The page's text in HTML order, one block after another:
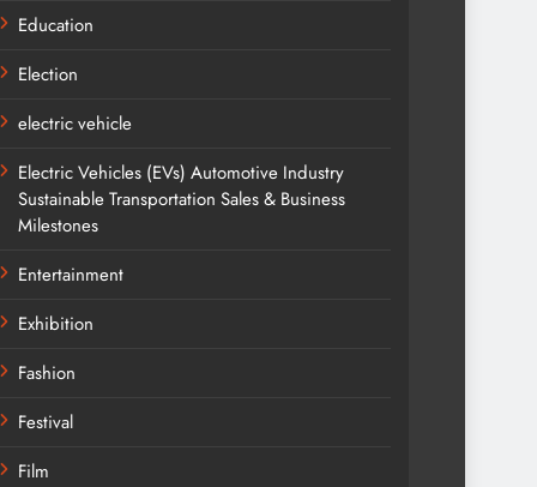
Education
Election
electric vehicle
Electric Vehicles (EVs) Automotive Industry
Sustainable Transportation Sales & Business
Milestones
Entertainment
Exhibition
Fashion
Festival
Film